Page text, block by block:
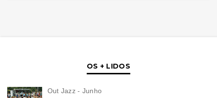
OS + LIDOS
Out Jazz - Junho